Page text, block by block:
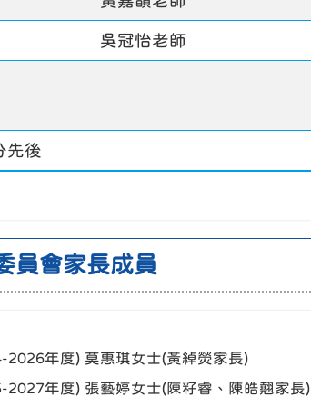
吳冠怡老師
先後
員會家長成員
2026年度) 莫惠琪女士(黃綽熒家長)
2027年度) 張藝婷女士(陳籽睿、陳皓翹家長)